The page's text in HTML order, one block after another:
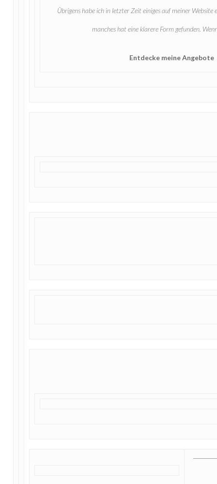
Übrigens habe ich in letzter Zeit einiges auf meiner
manches hat eine klarere Form gefunden.
Entdecke meine Angebote